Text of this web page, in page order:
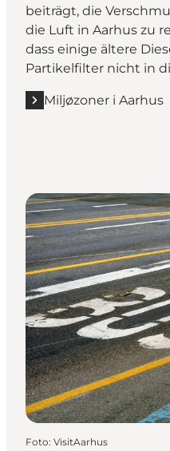
beiträgt, die
die Luft in Aarhus zu
dass einige ältere
Partikelfilter nicht in
Miljøzoner i Aarhus
Foto: VisitAarhus